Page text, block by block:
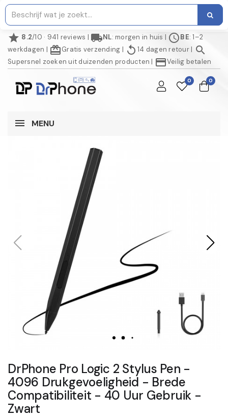
star 8.2/10 · 941 reviews | local_shippingNL: morgen in huis | scheduleBE: 1–2
werkdagen | redeemGratis verzending | replay 14 dagen retour| search
Supersnel zoeken uit duizenden producten | credit_cardVeilig betalen
0 0
MENU
DrPhone Pro Logic 2 Stylus Pen -
4096 Drukgevoeligheid - Brede
Compatibiliteit - 40 Uur Gebruik -
Zwart